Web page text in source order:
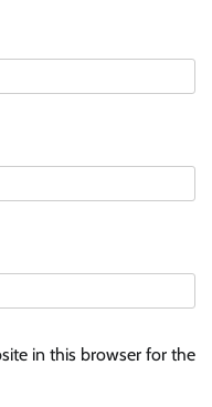
in this browser for the